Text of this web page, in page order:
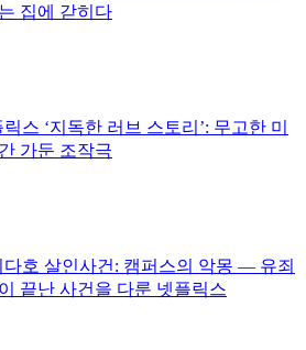
집에 갇히다
스 ‘지독한 러브 스토리’: 무고한 미
가둔 조작극
다호 살인사건: 캠퍼스의 악몽 — 유죄
끝난 사건을 다룬 넷플릭스